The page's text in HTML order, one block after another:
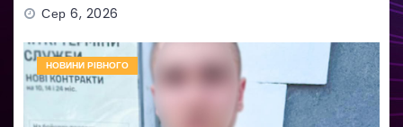
Сер 6, 2026
НОВИНИ РІВНОГО